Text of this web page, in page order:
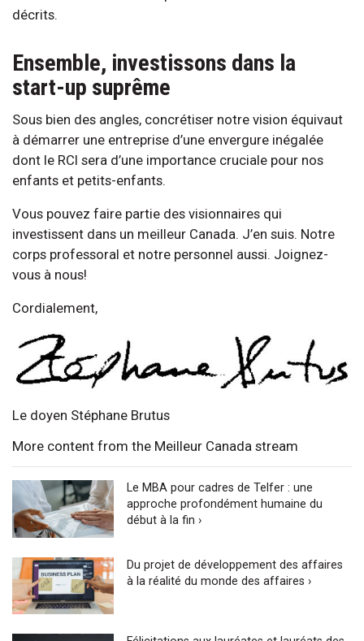
décrits.
Ensemble, investissons dans la
start-up suprême
Sous bien des angles, concrétiser notre vision équivaut
à démarrer une entreprise d’une envergure inégalée
dont le RCI sera d’une importance cruciale pour nos
enfants et petits-enfants.
Vous pouvez faire partie des visionnaires qui
investissent dans un meilleur Canada. J’en suis. Notre
corps professoral et notre personnel aussi. Joignez-
vous à nous!
Cordialement,
Le doyen Stéphane Brutus
More content from the Meilleur Canada stream
Le MBA pour cadres de Telfer : une
approche profondément humaine du
début à la fin ›
Du projet de développement des affaires
à la réalité du monde des affaires ›